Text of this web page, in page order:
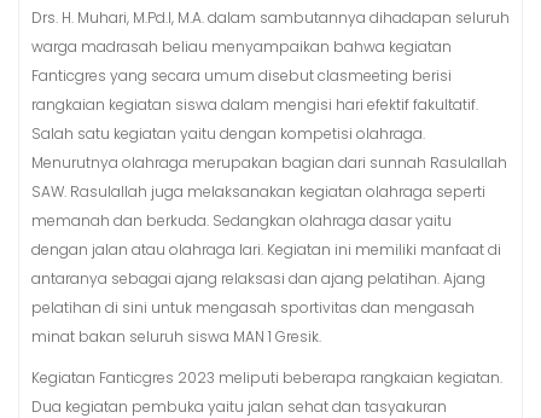
Drs. H. Muhari, M.Pd.I, M.A. dalam sambutannya dihadapan seluruh
warga madrasah beliau menyampaikan bahwa kegiatan
Fanticgres yang secara umum disebut clasmeeting berisi
rangkaian kegiatan siswa dalam mengisi hari efektif fakultatif.
Salah satu kegiatan yaitu dengan kompetisi olahraga.
Menurutnya olahraga merupakan bagian dari sunnah Rasulallah
SAW. Rasulallah juga melaksanakan kegiatan olahraga seperti
memanah dan berkuda. Sedangkan olahraga dasar yaitu
dengan jalan atau olahraga lari. Kegiatan ini memiliki manfaat di
antaranya sebagai ajang relaksasi dan ajang pelatihan. Ajang
pelatihan di sini untuk mengasah sportivitas dan mengasah
minat bakan seluruh siswa MAN 1 Gresik.
Kegiatan Fanticgres 2023 meliputi beberapa rangkaian kegiatan.
Dua kegiatan pembuka yaitu jalan sehat dan tasyakuran